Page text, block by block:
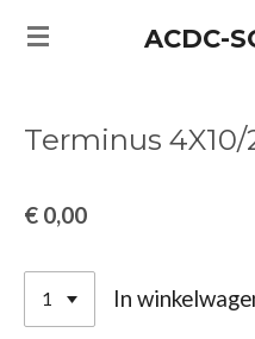
Ga
hoofdinhoud
ACDC-
Terminus
€ 0,00
In